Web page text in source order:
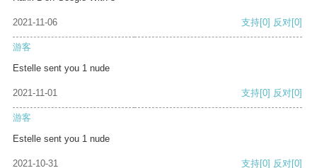
2021-11-06 支持[0] 反对[0]
游客
Estelle sent you 1 nude
2021-11-01 支持[0] 反对[0]
游客
Estelle sent you 1 nude
2021-10-31 支持[0] 反对[0]